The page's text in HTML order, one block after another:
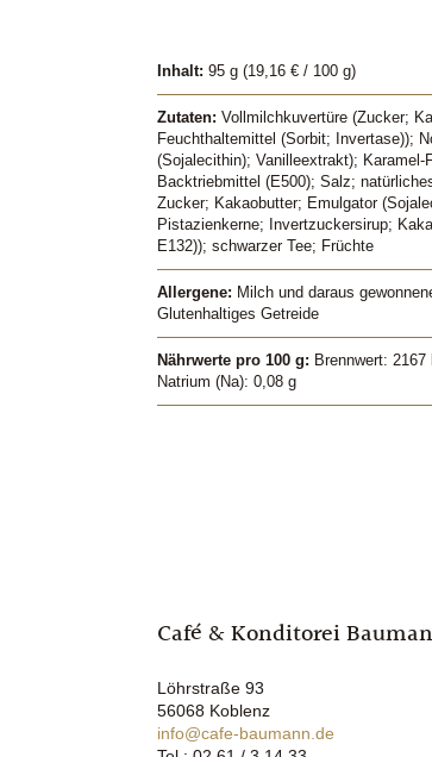
Inhalt: 95 g (19,16 € / 100 g)
Zutaten: Vollmilchkuvertüre (Zucker;
Feuchthaltemittel (Sorbit; Invertase));
(Sojalecithin); Vanilleextrakt);
Backtriebmittel (E500); Salz;
Zucker; Kakaobutter; Emulgator
Pistazienkerne; Invertzuckersirup;
E132)); schwarzer Tee; Früchte
Allergene: Milch und daraus
Glutenhaltiges Getreide
Nährwerte pro 100 g: Brennwert:
Natrium (Na): 0,08 g
Café & Konditorei
Löhrstraße 93
56068 Koblenz
info@cafe-baumann.de